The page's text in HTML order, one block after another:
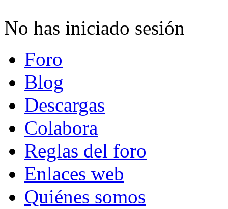
No has iniciado sesión
Foro
Blog
Descargas
Colabora
Reglas del foro
Enlaces web
Quiénes somos